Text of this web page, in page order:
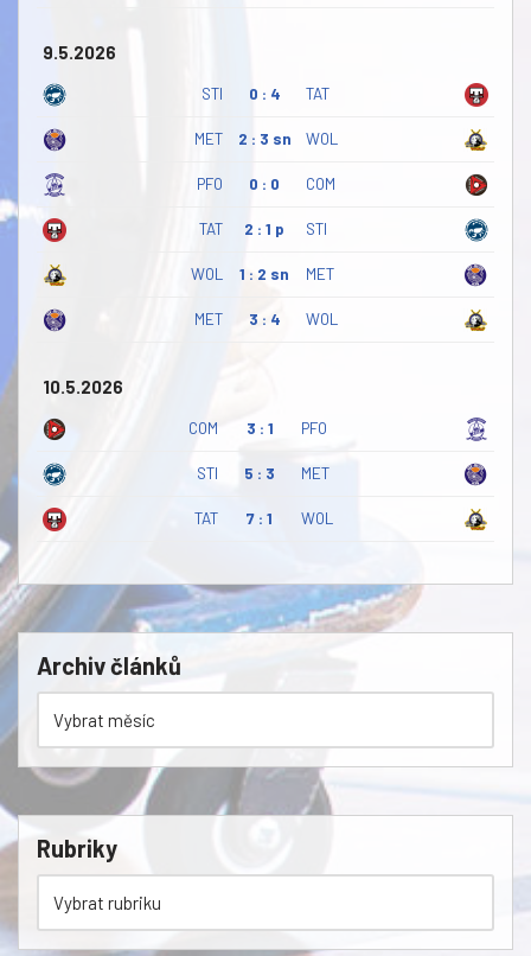
9.5.2026
STI 0 : 4 TAT
MET 2 : 3 sn WOL
PFO 0 : 0 COM
TAT 2 : 1 p STI
WOL 1 : 2 sn MET
MET 3 : 4 WOL
10.5.2026
COM 3 : 1 PFO
STI 5 : 3 MET
TAT 7 : 1 WOL
Archiv článků
Rubriky